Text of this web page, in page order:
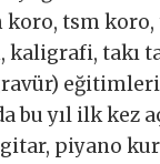
tsm koro,
takı
yıl ilk kez
piyano